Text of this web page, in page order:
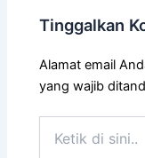
Tinggalkan
Alamat email
yang wajib